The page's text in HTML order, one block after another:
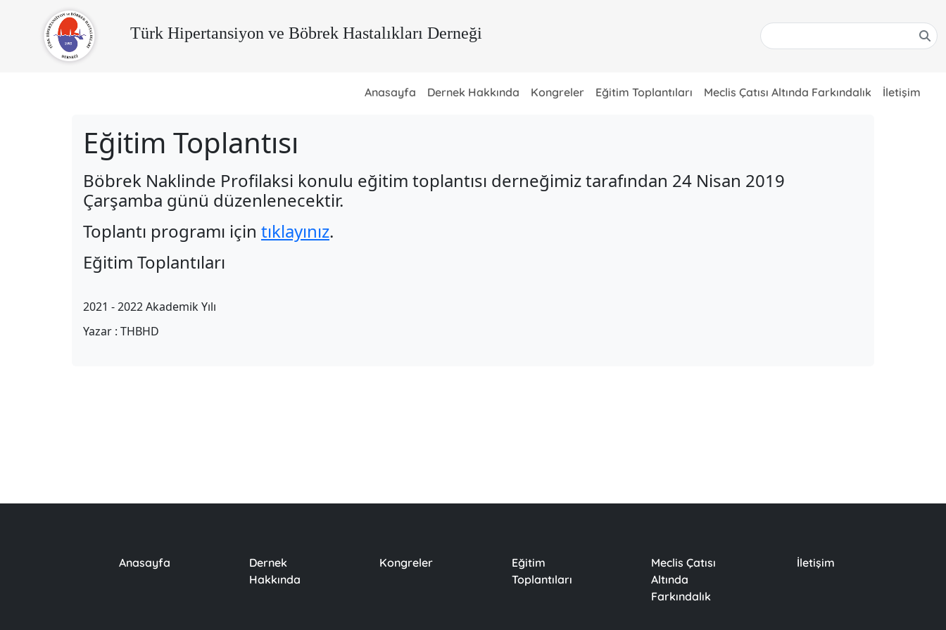
Türk Hipertansiyon ve Böbrek Hastalıkları Derneği
Anasayfa Dernek Hakkında Kongreler Eğitim Toplantıları Meclis Çatısı Altında Farkındalık İletişim
Eğitim Toplantısı
Böbrek Naklinde Profilaksi konulu eğitim toplantısı derneğimiz tarafından 24 Nisan 2019
Çarşamba günü düzenlenecektir.
Toplantı programı için tıklayınız.
Eğitim Toplantıları
2021 - 2022 Akademik Yılı
Yazar : THBHD
Anasayfa
Dernek
Hakkında
Kongreler
Eğitim
Toplantıları
Meclis Çatısı
Altında
Farkındalık
İletişim